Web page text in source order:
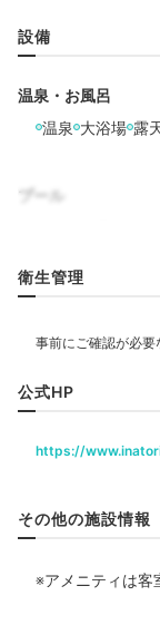
敷地内には、露
呂専用棟「湯っ
とにかく眺めが最高
とお茶を頂けました
18:00
設備
温泉・お風呂
温泉 大浴場 露
プール
リラクゼーション
飲食
部屋情報
衛生管理
公式HP
https://
その他の施設情報
※アメニティは客